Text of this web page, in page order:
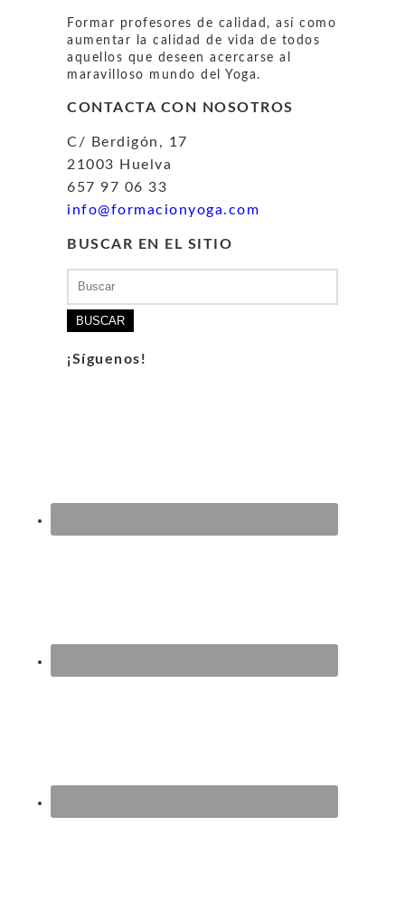
Formar profesores de calidad, así como
aumentar la calidad de vida de todos
aquellos que deseen acercarse al
maravilloso mundo del Yoga.
CONTACTA CON NOSOTROS
C/ Berdigón, 17
21003 Huelva
657 97 06 33
info@formacionyoga.com
BUSCAR EN EL SITIO
¡Síguenos!